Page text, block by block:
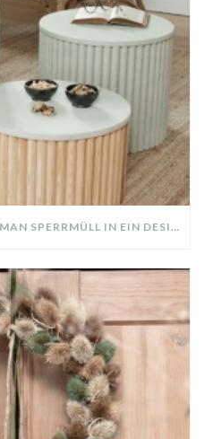
DIY UPCYLING IDEE: WIE MAN SPERRMÜLL IN EIN DESIGNER TEIL VERWANDELT